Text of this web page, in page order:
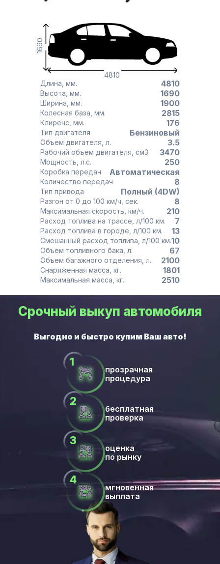
4810
1690
Длина, мм. 4810
Высота, мм. 1690
Ширина, мм. 1900
Колесная база, мм. 2815
Клиренс, мм. 176
Тип двигателя Бензиновый
Объем двигателя, л. 3.5
Рабочий объем двигателя, см3. 3470
Мощность, л.с. 250
Коробка передач Автоматическая
Количество передач 8
Тип привода Полный (4DW)
Разгон от 0 до 100 км/ч, сек. 8
Максимальная скорость, км/ч. 210
Расход топлива на трассе, л/100 км. 7
Расход топлива в городе, л/100 км. 13
Смешанный расход топлива, л/100 км.10
Объем топливного бака, л. 67
Объем багажного отделения, л. 2100
Снаряженная масса, кг. 1801
Максимальная масса, кг. 2510
Срочный выкуп автомобиля
прозрачная
процедура
бесплатная
проверка
оценка
по рынку
мгновенная
выплата